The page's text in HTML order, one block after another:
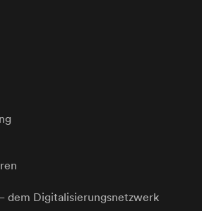
dem Digitalisierungsnetzwerk